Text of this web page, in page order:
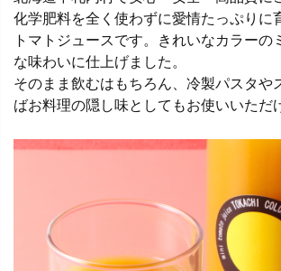
化学肥料を全く使わずに愛情たっぷりに
トマトジュースです。きれいなカラーの
な味わいに仕上げました。
そのまま飲むはもちろん、冷製パスタや
ばお料理の隠し味としてもお使いいただ